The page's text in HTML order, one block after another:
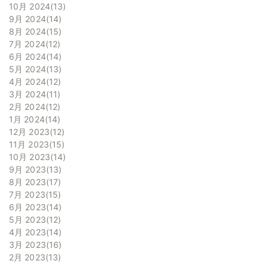
10月 2024 13
9月 2024 14
8月 2024 15
7月 2024 12
6月 2024 14
5月 2024 13
4月 2024 12
3月 2024 11
2月 2024 12
1月 2024 14
12月 2023 12
11月 2023 15
10月 2023 14
9月 2023 13
8月 2023 17
7月 2023 15
6月 2023 14
5月 2023 12
4月 2023 14
3月 2023 16
2月 2023 13